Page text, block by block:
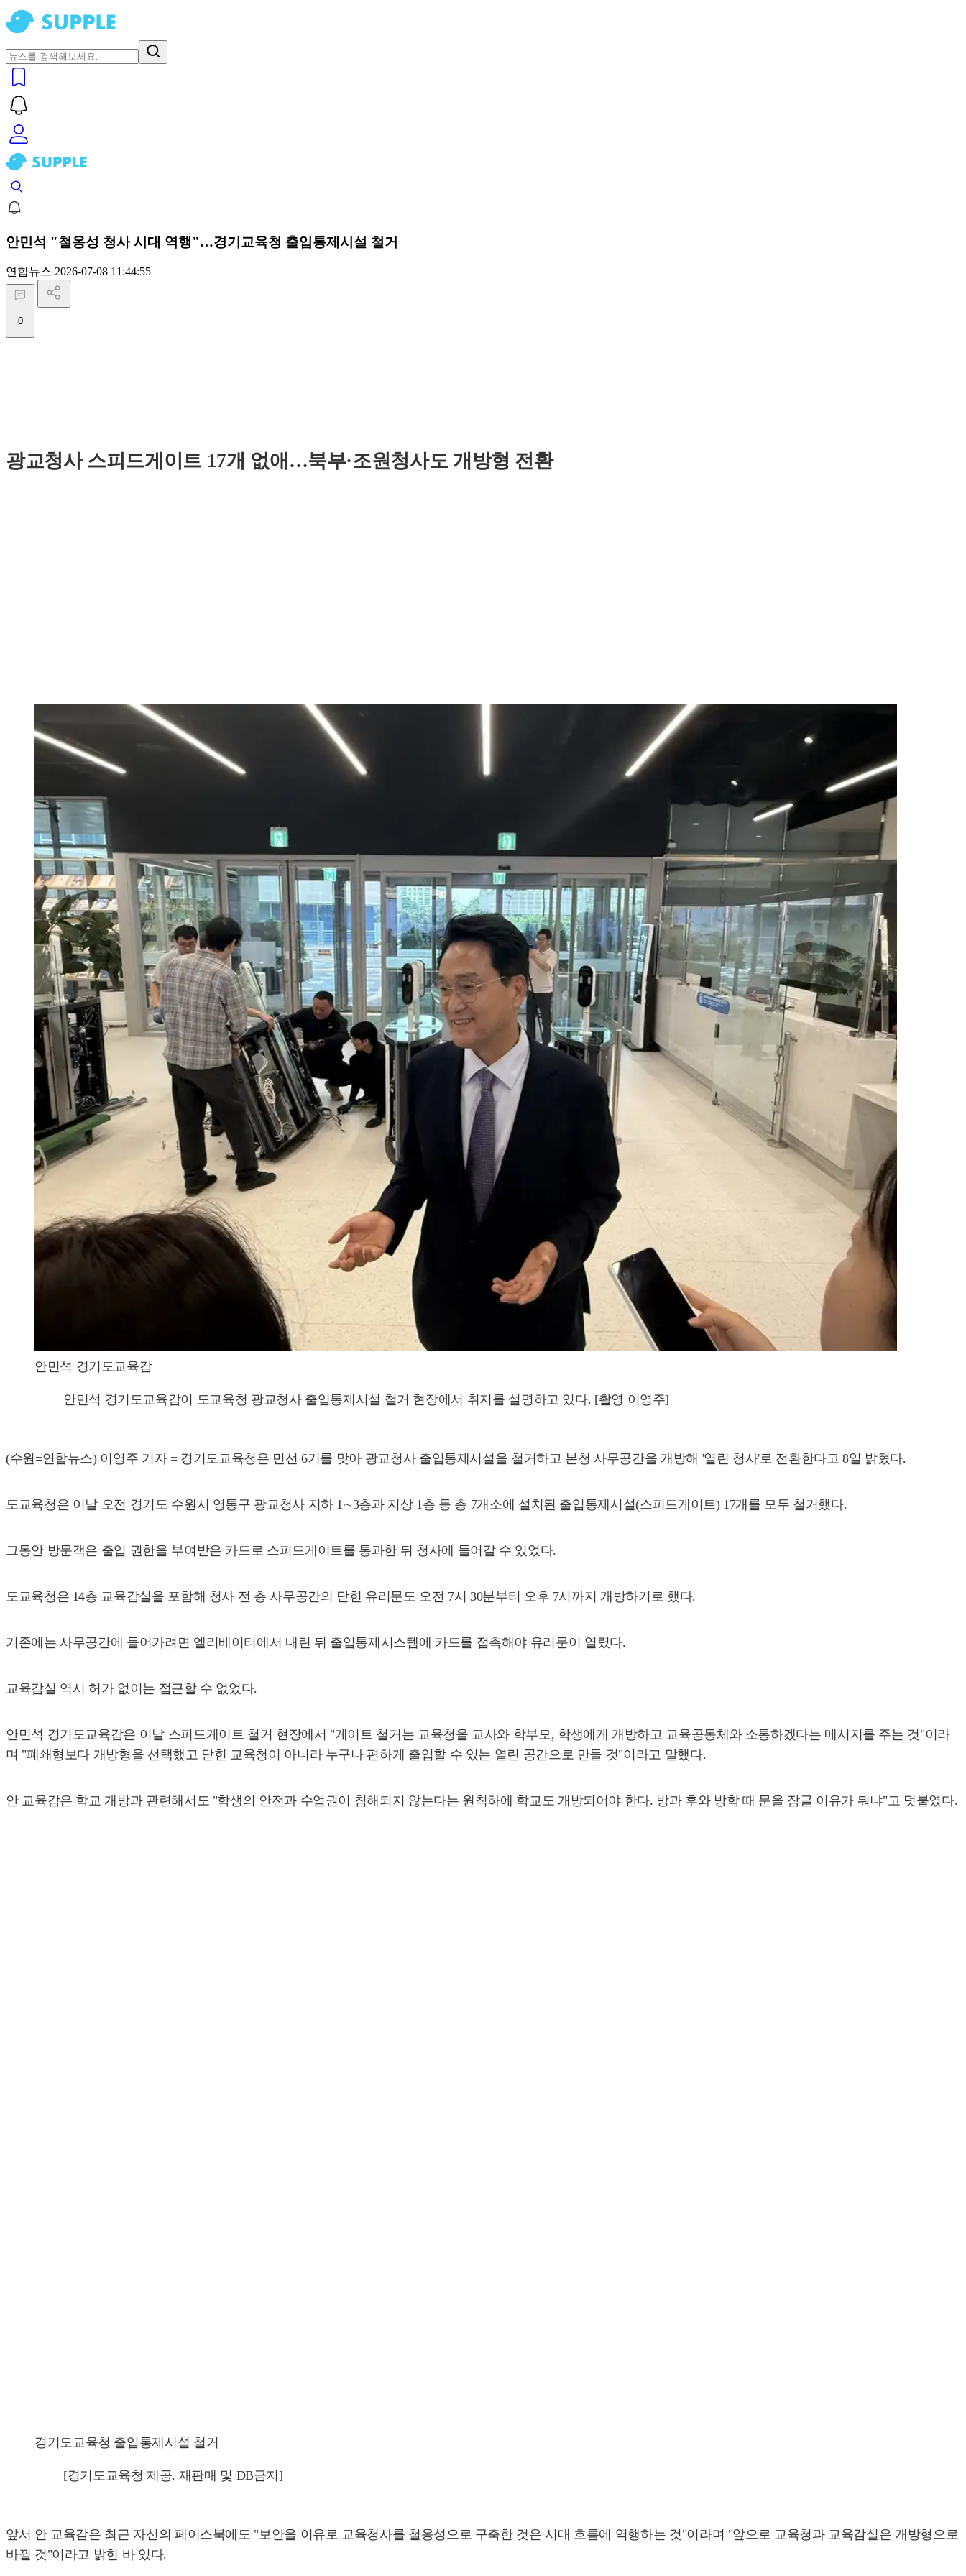
안민석 "철옹성 청사 시대 역행"…경기교육청 출입통제시설 철거
연합뉴스 2026-07-08 11:44:55
0
광교청사 스피드게이트 17개 없애…북부·조원청사도 개방형 전환
안민석 경기도교육감
안민석 경기도교육감이 도교육청 광교청사 출입통제시설 철거 현장에서 취지를 설명하고 있다. [촬영 이영주]
(수원=연합뉴스) 이영주 기자 = 경기도교육청은 민선 6기를 맞아 광교청사 출입통제시설을 철거하고 본청 사무공간을 개방해 '열린 청사'로 전환한다고 8일 밝혔다.
도교육청은 이날 오전 경기도 수원시 영통구 광교청사 지하 1∼3층과 지상 1층 등 총 7개소에 설치된 출입통제시설(스피드게이트) 17개를 모두 철거했다.
그동안 방문객은 출입 권한을 부여받은 카드로 스피드게이트를 통과한 뒤 청사에 들어갈 수 있었다.
도교육청은 14층 교육감실을 포함해 청사 전 층 사무공간의 닫힌 유리문도 오전 7시 30분부터 오후 7시까지 개방하기로 했다.
기존에는 사무공간에 들어가려면 엘리베이터에서 내린 뒤 출입통제시스템에 카드를 접촉해야 유리문이 열렸다.
교육감실 역시 허가 없이는 접근할 수 없었다.
안민석 경기도교육감은 이날 스피드게이트 철거 현장에서 "게이트 철거는 교육청을 교사와 학부모, 학생에게 개방하고 교육공동체와 소통하겠다는 메시지를 주는 것"이라
며 "폐쇄형보다 개방형을 선택했고 닫힌 교육청이 아니라 누구나 편하게 출입할 수 있는 열린 공간으로 만들 것"이라고 말했다.
안 교육감은 학교 개방과 관련해서도 "학생의 안전과 수업권이 침해되지 않는다는 원칙하에 학교도 개방되어야 한다. 방과 후와 방학 때 문을 잠글 이유가 뭐냐"고 덧붙였다.
경기도교육청 출입통제시설 철거
[경기도교육청 제공. 재판매 및 DB금지]
앞서 안 교육감은 최근 자신의 페이스북에도 "보안을 이유로 교육청사를 철옹성으로 구축한 것은 시대 흐름에 역행하는 것"이라며 "앞으로 교육청과 교육감실은 개방형으로
바뀔 것"이라고 밝힌 바 있다.